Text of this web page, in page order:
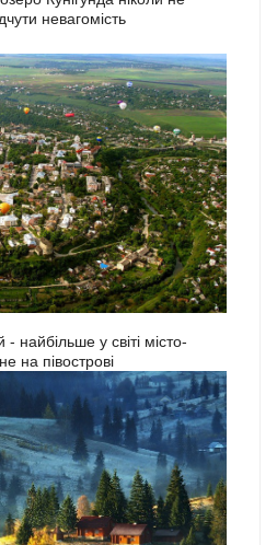
невагомість
найбільше у світі місто-
на півострові